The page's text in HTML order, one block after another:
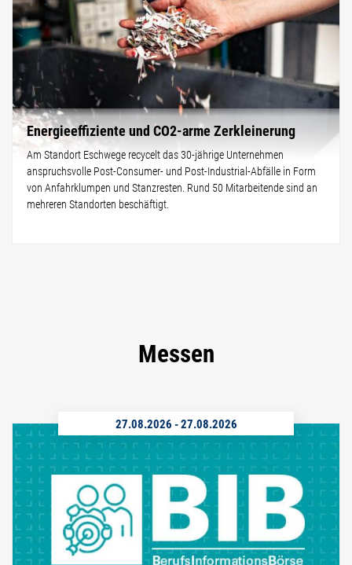
Energieeffiziente und CO2-arme Zerkleinerung
Am Standort Eschwege recycelt das 30-jährige Unternehmen
anspruchsvolle Post-Consumer- und Post-Industrial-Abfälle in Form
von Anfahrklumpen und Stanzresten. Rund 50 Mitarbeitende sind an
mehreren Standorten beschäftigt.
Messen
27.08.2026 -27.08.2026